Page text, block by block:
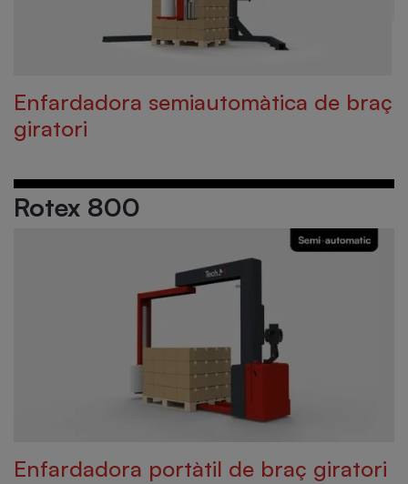
Enfardadora semiautomàtica de braç
giratori
Rotex 800
Enfardadora portàtil de braç giratori